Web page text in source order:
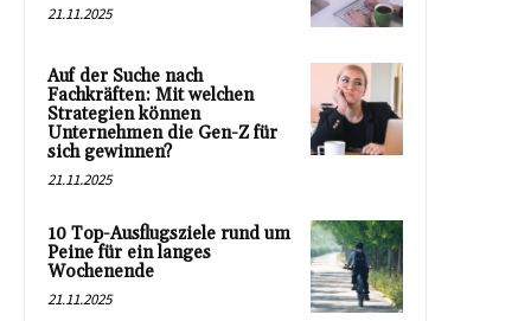
21.11.2025
Auf der Suche nach
Fachkräften: Mit welchen
Strategien können
Unternehmen die Gen-Z für
sich gewinnen?
21.11.2025
10 Top-Ausflugsziele rund um
Peine für ein langes
Wochenende
21.11.2025